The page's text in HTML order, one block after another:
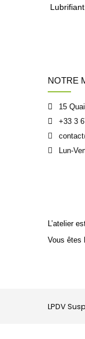
NOTRE
15
+33 3
Lun-
L’atelier
Vous êtes
LPDV